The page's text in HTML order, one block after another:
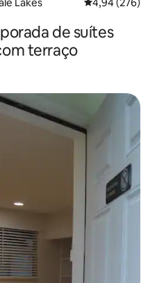
de suítes
terraço